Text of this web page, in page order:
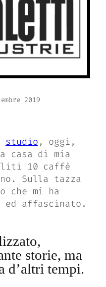
2019
studio , oggi,
casa di mia
10 caffè
Sulla tazza
che mi ha
ed affascinato.
storie, ma
d’altri tempi.